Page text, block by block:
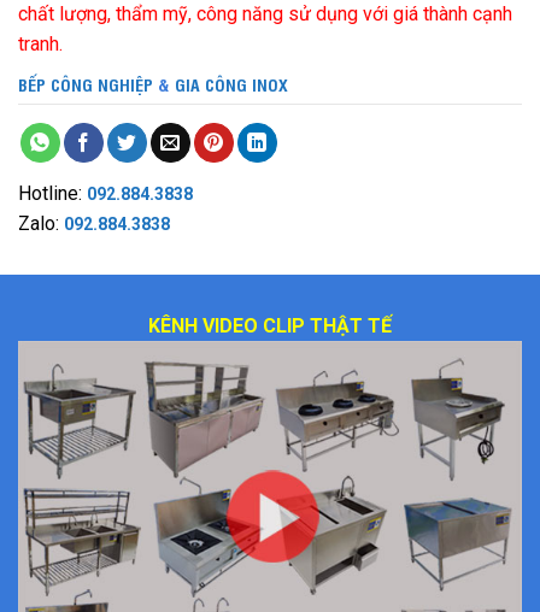
chất lượng, thẩm mỹ, công năng sử dụng với giá thành cạnh
tranh.
BẾP CÔNG NGHIỆP & GIA CÔNG INOX
Hotline: 092.884.3838
Zalo: 092.884.3838
KÊNH VIDEO CLIP THẬT TẾ